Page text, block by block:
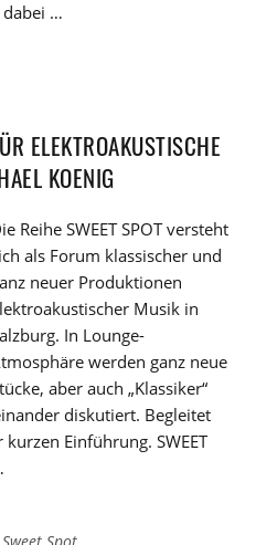
dabei …
ELEKTROAKUSTISCHE
KOENIG
Reihe SWEET SPOT versteht
als Forum klassischer und
neuer Produktionen
Musik in
In Lounge-
werden ganz neue
aber auch „Klassiker“
diskutiert. Begleitet
Einführung. SWEET
Sweet Spot